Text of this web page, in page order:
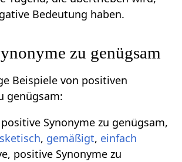
Bedeutung haben.
zu genügsam
Beispiele von positiven
genügsam:
Synonyme zu genügsam,
, gemäßigt, einfach
positive Synonyme zu